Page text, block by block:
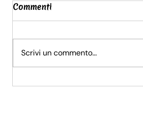
5 motivi per cui le
Commenti
Scrivi un commento...